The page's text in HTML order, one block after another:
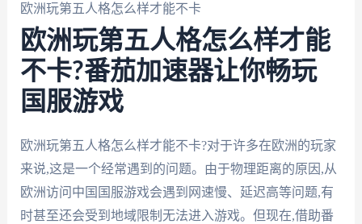
欧洲玩第五人格怎么样才能不卡
欧洲玩第五人格怎么样才能
不卡?番茄加速器让你畅玩
国服游戏
欧洲玩第五人格怎么样才能不卡?对于许多在欧洲的玩家
来说,这是一个经常遇到的问题。由于物理距离的原因,从
欧洲访问中国国服游戏会遇到网速慢、延迟高等问题,有
时甚至还会受到地域限制无法进入游戏。但现在,借助番